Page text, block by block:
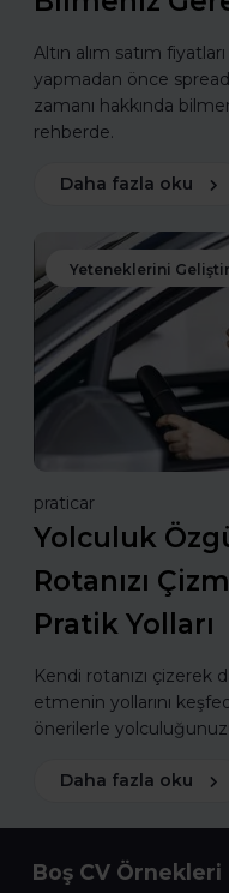
Altın alım satım
yapmadan önce
zamanı hakkında
rehberde.
Daha fazla oku
Yeteneklerini Geliştir
praticar
Yolculuk
Rotanızı
Pratik Yolları
Kendi rotanızı
etmenin yollarını
önerilerle
Daha fazla oku
Boş CV Örnekleri